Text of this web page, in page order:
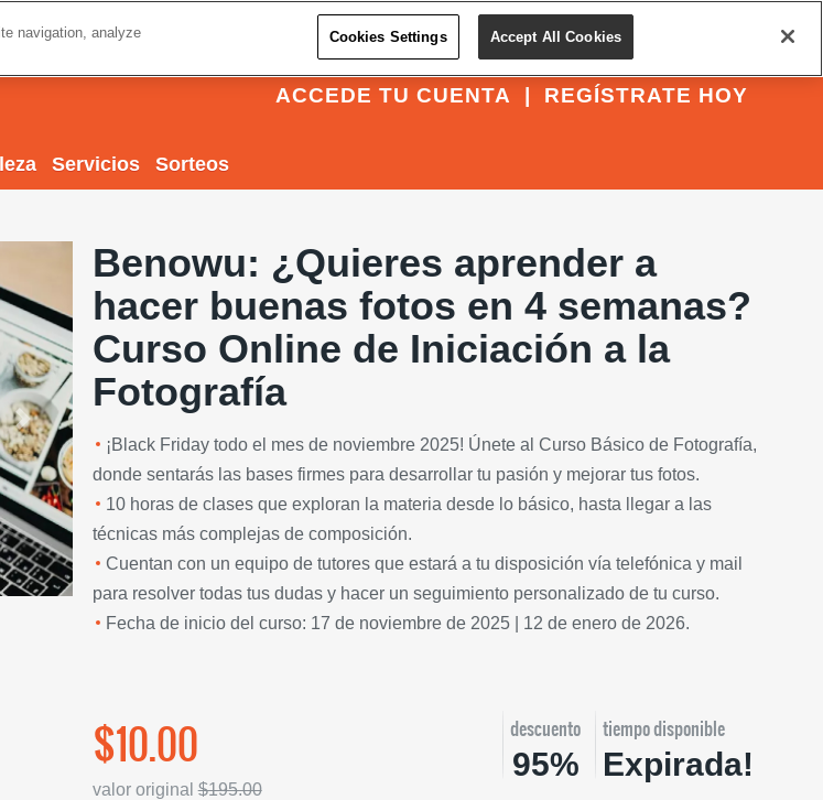
REGÍSTRATE HOY
ACCEDE TU CUENTA
Servicios Sorteos
Next
Benowu: ¿Quieres aprender a
hacer buenas fotos en 4 semanas?
Curso Online de Iniciación a la
Fotografía
¡Black Friday todo el mes de noviembre 2025! Únete al Curso Básico de Fotografía,
donde sentarás las bases firmes para desarrollar tu pasión y mejorar tus fotos.
10 horas de clases que exploran la materia desde lo básico, hasta llegar a las
técnicas más complejas de composición.
Cuentan con un equipo de tutores que estará a tu disposición vía telefónica y mail
para resolver todas tus dudas y hacer un seguimiento personalizado de tu curso.
Fecha de inicio del curso: 17 de noviembre de 2025 | 12 de enero de 2026.
$10.00
valor original$195.00
descuento
95%
tiempo disponible
Expirada!
navigation, analyze
Cookies Settings Accept All Cookies